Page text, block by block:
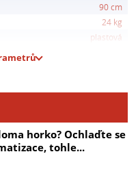
90 cm
24 kg
plastová
horko? Ochlaďte se
tohle...